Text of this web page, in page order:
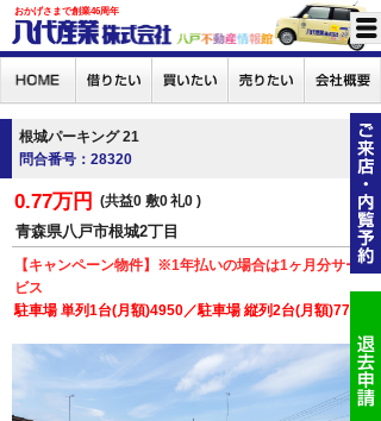
おかげさまで創業46周年
根城パーキング 21
問合番号：28320
0.77万円 共益0 敷0礼0
青森県八戸市根城2丁目
【キャンペーン物件】※1年払いの場合は1ヶ月分サー
ビス
駐車場 単列1台(月額)4950／駐車場 縦列2台(月額)7700